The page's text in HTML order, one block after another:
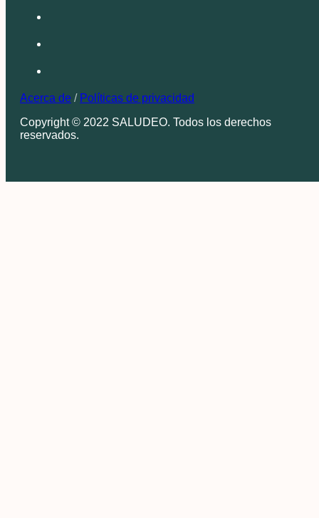
Acerca de / Políticas de privacidad
Copyright © 2022 SALUDEO. Todos los derechos
reservados.